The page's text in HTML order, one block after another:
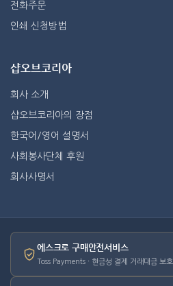
전화주문
인쇄 신청방법
샵오브코리아
회사 소개
샵오브코리아의 장점
한국어/영어 설명서
사회봉사단체 후원
회사사명서
에스크로 구매안전서비스
Toss Payments · 현금성 결제 거래대금 보호